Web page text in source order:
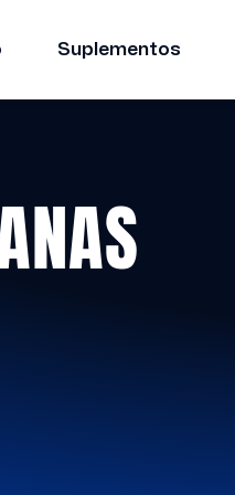
Suplementos